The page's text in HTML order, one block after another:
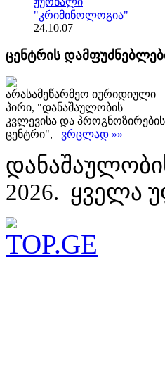
"კრიმინოლოგია"
24.10.07
ცენტრის
არასამეწარმეო იურიდიული
პირი, "დანაშაულობის
კვლევისა და პროგნოზირების
ცენტრი", ვრცლად »»
2026. ყველა